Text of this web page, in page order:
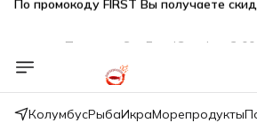
🎁 Бесплатная доставка при
КолумбусРыбаИкраМорепродукты